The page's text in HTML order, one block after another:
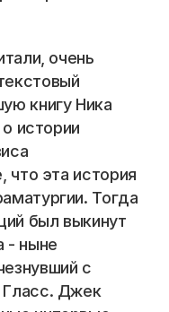
очень
книгу Ника
истории
что эта история
Тогда
был выкинут
- ныне
с
Гласс. Джек